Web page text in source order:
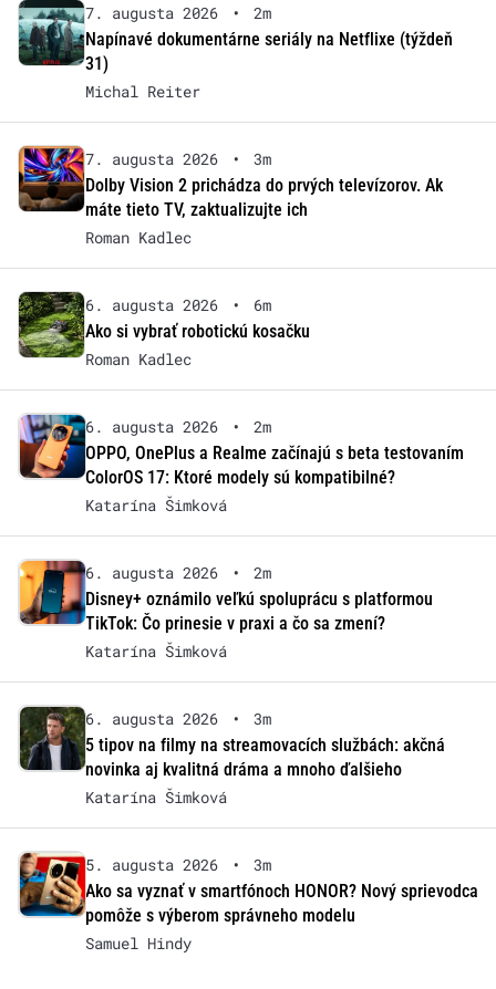
7. augusta 2026 •
2m
Napínavé dokumentárne seriály na Netflixe (týždeň
31)
Michal Reiter
7. augusta 2026 •
3m
Dolby Vision 2 prichádza do prvých televízorov. Ak
máte tieto TV, zaktualizujte ich
Roman Kadlec
6. augusta 2026 •
6m
Ako si vybrať robotickú kosačku
Roman Kadlec
6. augusta 2026 •
2m
OPPO, OnePlus a Realme začínajú s beta testovaním
ColorOS 17: Ktoré modely sú kompatibilné?
Katarína Šimková
6. augusta 2026 •
2m
Disney+ oznámilo veľkú spoluprácu s platformou
TikTok: Čo prinesie v praxi a čo sa zmení?
Katarína Šimková
6. augusta 2026 •
3m
5 tipov na filmy na streamovacích službách: akčná
novinka aj kvalitná dráma a mnoho ďalšieho
Katarína Šimková
5. augusta 2026 •
3m
Ako sa vyznať v smartfónoch HONOR? Nový sprievodca
pomôže s výberom správneho modelu
Samuel Hindy